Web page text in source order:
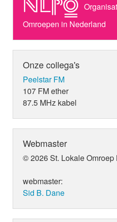
Omroepen in Nederland
Onze collega's
Peelstar FM
107 FM ether
87.5 MHz kabel
Webmaster
© 2026 St. Lokale Omroep
webmaster:
Sid B. Dane